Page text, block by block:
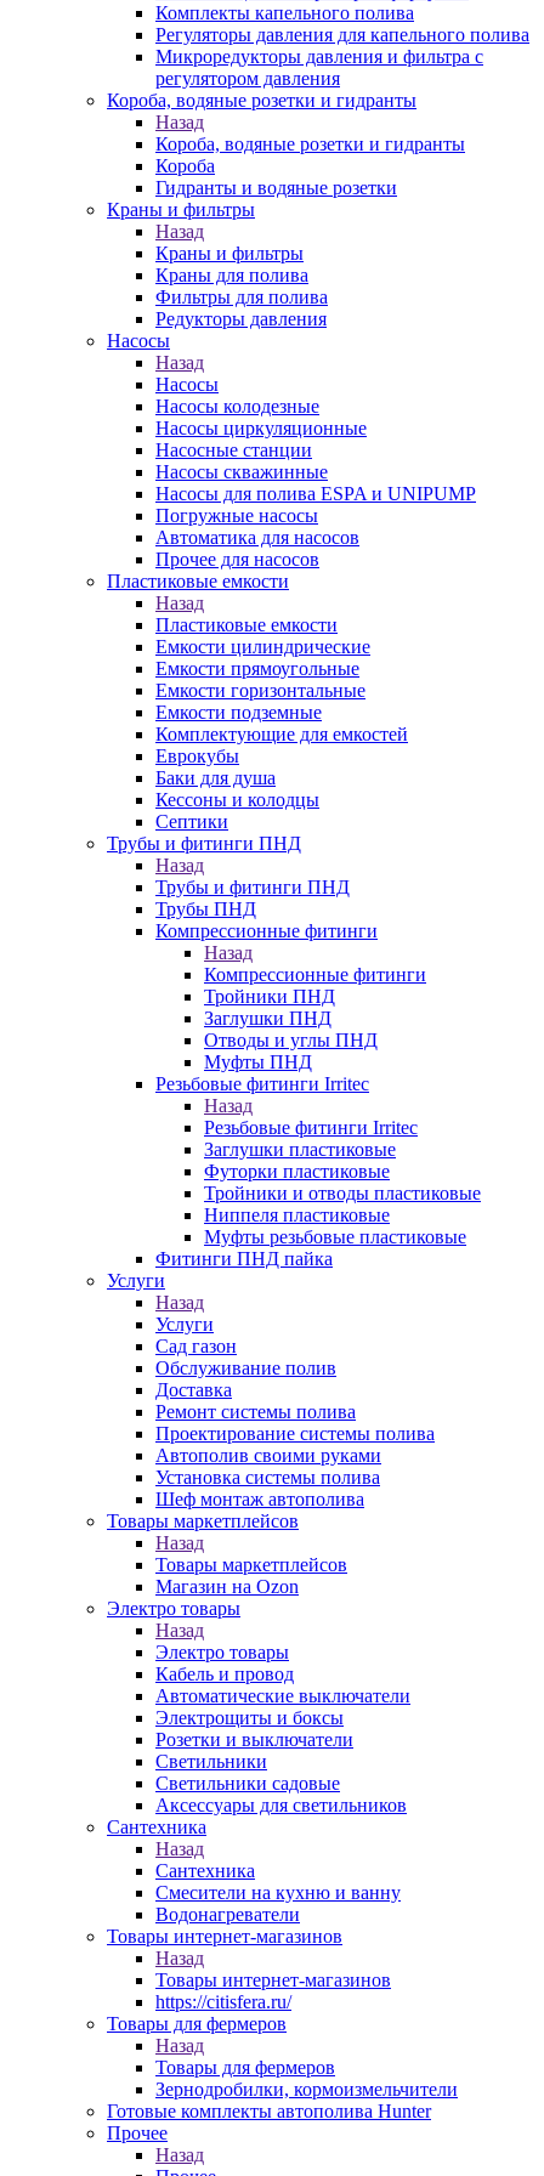
Комплекты капельного полива
Регуляторы давления для капельного полива
Микроредукторы давления и фильтра с
регулятором давления
Короба, водяные розетки и гидранты
Назад
Короба, водяные розетки и гидранты
Короба
Гидранты и водяные розетки
Краны и фильтры
Назад
Краны и фильтры
Краны для полива
Фильтры для полива
Редукторы давления
Насосы
Назад
Насосы
Насосы колодезные
Насосы циркуляционные
Насосные станции
Насосы скважинные
Насосы для полива ESPA и UNIPUMP
Погружные насосы
Автоматика для насосов
Прочее для насосов
Пластиковые емкости
Назад
Пластиковые емкости
Емкости цилиндрические
Емкости прямоугольные
Емкости горизонтальные
Емкости подземные
Комплектующие для емкостей
Еврокубы
Баки для душа
Кессоны и колодцы
Септики
Трубы и фитинги ПНД
Назад
Трубы и фитинги ПНД
Трубы ПНД
Компрессионные фитинги
Назад
Компрессионные фитинги
Тройники ПНД
Заглушки ПНД
Отводы и углы ПНД
Муфты ПНД
Резьбовые фитинги Irritec
Назад
Резьбовые фитинги Irritec
Заглушки пластиковые
Футорки пластиковые
Тройники и отводы пластиковые
Ниппеля пластиковые
Муфты резьбовые пластиковые
Фитинги ПНД пайка
Услуги
Назад
Услуги
Сад газон
Обслуживание полив
Доставка
Ремонт системы полива
Проектирование системы полива
Автополив своими руками
Установка системы полива
Шеф монтаж автополива
Товары маркетплейсов
Назад
Товары маркетплейсов
Магазин на Ozon
Электро товары
Назад
Электро товары
Кабель и провод
Автоматические выключатели
Электрощиты и боксы
Розетки и выключатели
Светильники
Светильники садовые
Аксессуары для светильников
Сантехника
Назад
Сантехника
Смесители на кухню и ванну
Водонагреватели
Товары интернет-магазинов
Назад
Товары интернет-магазинов
https://citisfera.ru/
Товары для фермеров
Назад
Товары для фермеров
Зернодробилки, кормоизмельчители
Готовые комплекты автополива Hunter
Прочее
Назад